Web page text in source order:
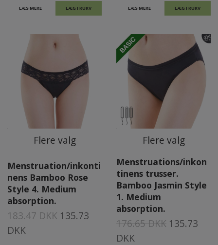
LÆS MERE LÆG I KURV LÆS MERE LÆG I KURV
Flere valg
Menstruation/inkonti
nens Bamboo Rose
Style 4. Medium
absorption.
183.47 DKK 135.73
DKK
Flere valg
Menstruations/inkon
tinens trusser.
Bamboo Jasmin Style
1. Medium
absorption.
176.65 DKK 135.73
DKK